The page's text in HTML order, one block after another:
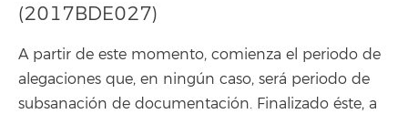
(2017BDE027)
A partir de este momento, comienza el periodo de
alegaciones que, en ningún caso, será periodo de
subsanación de documentación. Finalizado éste, a